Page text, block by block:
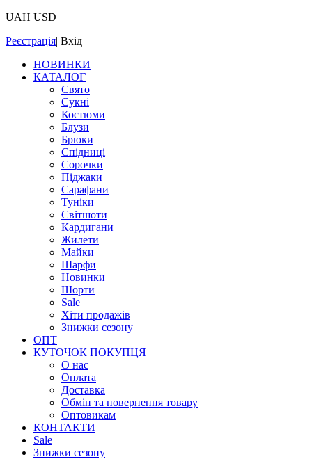
UAH USD
Реєстрація| Вхід
НОВИНКИ
КАТАЛОГ
Свято
Сукні
Костюми
Блузи
Брюки
Спідниці
Сорочки
Піджаки
Сарафани
Туніки
Світшоти
Кардигани
Жилети
Майки
Шарфи
Новинки
Шорти
Sale
Хіти продажів
Знижки сезону
ОПТ
КУТОЧОК ПОКУПЦЯ
О нас
Оплата
Доставка
Обмін та повернення товару
Оптовикам
КОНТАКТИ
Sale
Знижки сезону